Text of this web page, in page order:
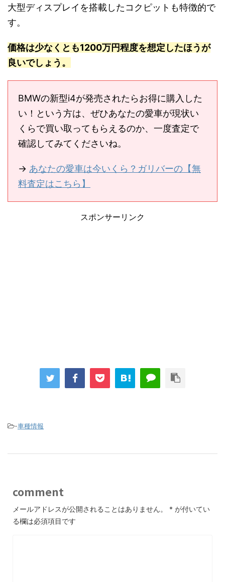
大型ディスプレイを搭載したコクピットも特徴的で
す。
価格は少なくとも1200万円程度を想定したほうが
良いでしょう。
BMWの新型i4が発売されたらお得に購入した
い！という方は、ぜひあなたの愛車が現状い
くらで買い取ってもらえるのか、一度査定で
確認してみてくださいね。
→ あなたの愛車は今いくら？ガリバーの【無
料査定はこちら】
スポンサーリンク
-車種情報
comment
メールアドレスが公開されることはありません。 * が付いてい
る欄は必須項目です